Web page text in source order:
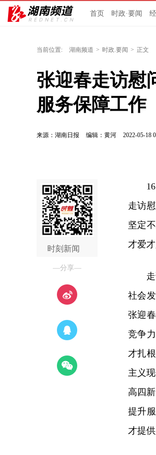
首页 时政·要闻
当前位置: 湖南频道 > 时政.要闻 > 正文
张迎春走访慰
服务保障工作
来源：湖南日报 编辑：黄河 2022-05-18
时刻新闻
—分享—
走访
坚定
才爱
社会
张迎
竞争
才扎
主义
高四
提升
才提供